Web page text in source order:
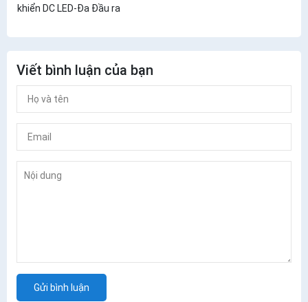
khiển DC LED-Đa Đầu ra
Viết bình luận của bạn
Gửi bình luận